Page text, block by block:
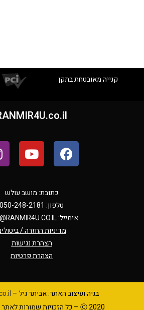
קנייה מאובטחת בתקן
כתובת: מושב עולש
טלפון: 050-248-2181
אימייל:
מדיניות החזרה /
הצהרת נגישות
הצהרת פרטיות
בניה ועיצוב האתר: אביתר גיל –
Ⓒ 2020 – כל הזכויות שמורות לאתר ranmir4u.co.il